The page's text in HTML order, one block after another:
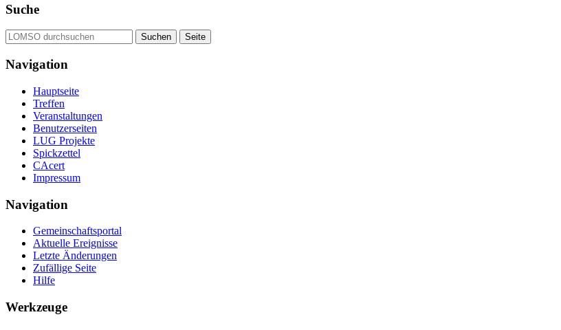
Suche
Navigation
Hauptseite
Treffen
Veranstaltungen
Benutzerseiten
LUG Projekte
Spickzettel
CAcert
Impressum
Navigation
Gemeinschafts­portal
Aktuelle Ereignisse
Letzte Änderungen
Zufällige Seite
Hilfe
Werkzeuge